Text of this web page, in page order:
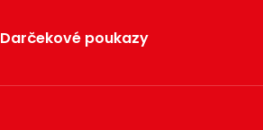
Darčekové poukazy